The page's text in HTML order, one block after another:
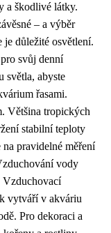
a škodlivé látky.
– a výběr
důležité osvětlení.
svůj denní
světla, abyste
řasami.
Většina tropických
stabilní teploty
pravidelné měření
vody
Vzduchovací
vytváří v akváriu
Pro dekoraci a